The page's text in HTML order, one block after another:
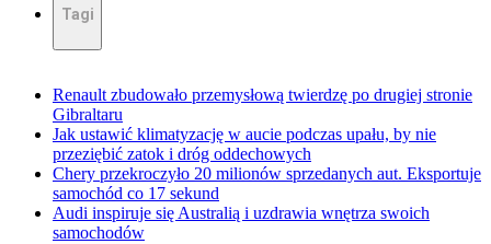
Tagi
Renault zbudowało przemysłową twierdzę po drugiej stronie
Gibraltaru
Jak ustawić klimatyzację w aucie podczas upału, by nie
przeziębić zatok i dróg oddechowych
Chery przekroczyło 20 milionów sprzedanych aut. Eksportuje
samochód co 17 sekund
Audi inspiruje się Australią i uzdrawia wnętrza swoich
samochodów